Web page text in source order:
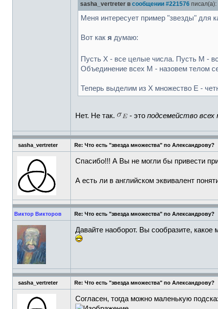
sasha_vertreter в сообщении #221576 писал(а):
Меня интересует пример "звезды" для
Вот как я думаю:
Пусть X - все целые числа. Пусть М -
Объединение всех M - назовем телом
Теперь выделим из X множество E -
Нет. Не так. - это подсемейство
sasha_vertreter Re: Что есть "звезда множества" по Александрову?
Спасибо!!! А Вы не могли бы привести
А есть ли в английском эквивалент
Виктор Викторов Re: Что есть "звезда множества" по Александрову?
Давайте наоборот. Вы сообразите,
sasha_vertreter Re: Что есть "звезда множества" по Александрову?
Согласен, тогда можно маленькую